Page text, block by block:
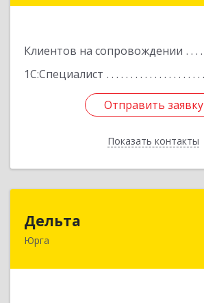
Клиентов на сопровождении
1С:Специалист
Отправить заявку
Показать контакты
Отправить заявку
Назад
Дельта
Юрга